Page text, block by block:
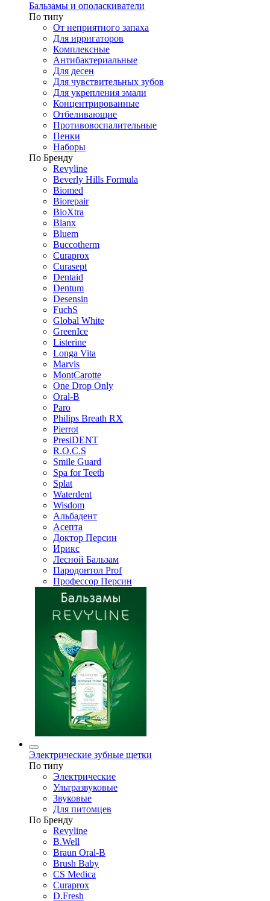
Бальзамы и ополаскиватели
По типу
От неприятного запаха
Для ирригаторов
Комплексные
Антибактериальные
Для десен
Для чувствительных зубов
Для укрепления эмали
Концентрированные
Отбеливающие
Противовоспалительные
Пенки
Наборы
По Бренду
Revyline
Beverly Hills Formula
Biomed
Biorepair
BioXtra
Blanx
Bluem
Buccotherm
Curaprox
Curasept
Dentaid
Dentum
Desensin
FuchS
Global White
GreenIce
Listerine
Longa Vita
Marvis
MontCarotte
One Drop Only
Oral-B
Paro
Philips Breath RX
Pierrot
PresiDENT
R.O.C.S
Smile Guard
Spa for Teeth
Splat
Waterdent
Wisdom
Альбадент
Асепта
Доктор Персин
Ирикс
Лесной Бальзам
Пародонтол Prof
Профессор Персин
Электрические зубные щетки
По типу
Электрические
Ультразвуковые
Звуковые
Для питомцев
По Бренду
Revyline
B.Well
Braun Oral-B
Brush Baby
CS Medica
Curaprox
D.Fresh